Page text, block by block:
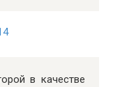
в качестве